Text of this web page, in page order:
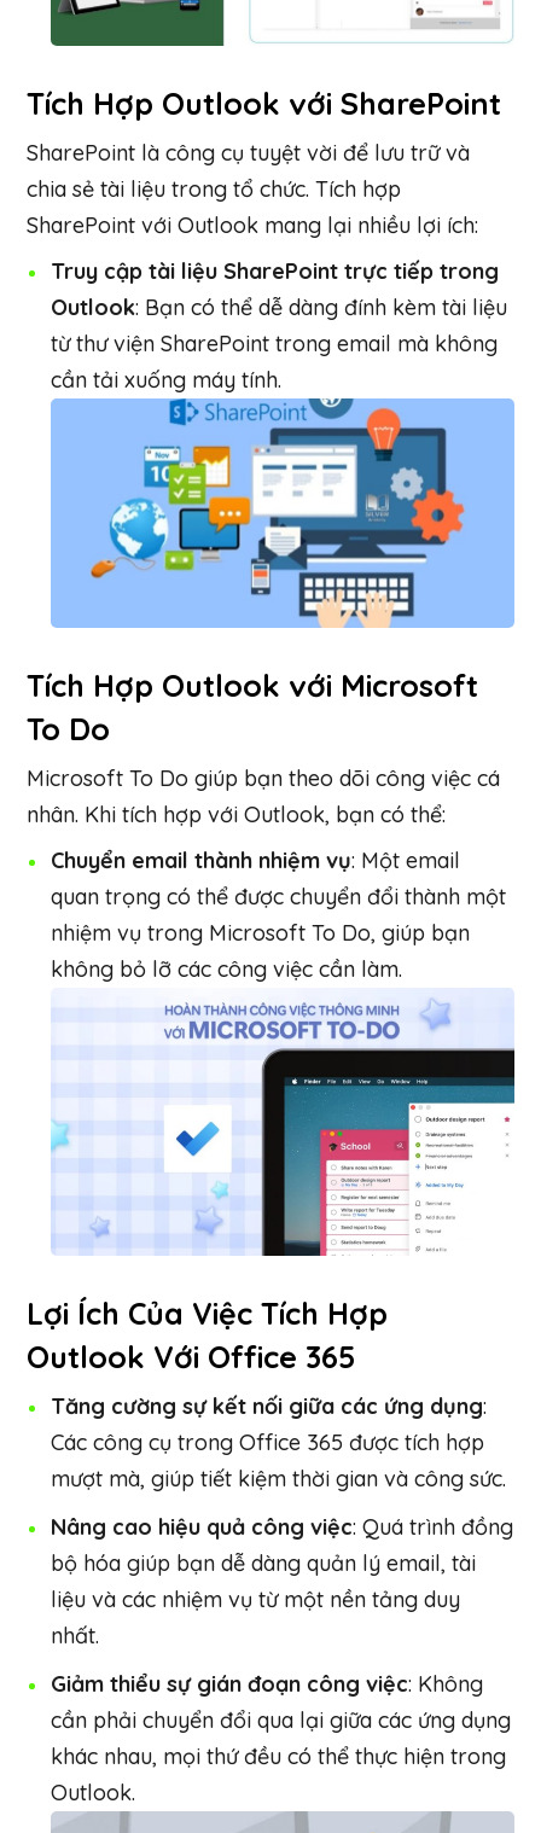
Tích Hợp Outlook với SharePoint
SharePoint là công cụ tuyệt vời để lưu trữ và
chia sẻ tài liệu trong tổ chức. Tích hợp
SharePoint với Outlook mang lại nhiều lợi ích:
Truy cập tài liệu SharePoint trực tiếp trong
Outlook: Bạn có thể dễ dàng đính kèm tài liệu
từ thư viện SharePoint trong email mà không
cần tải xuống máy tính.
Tích Hợp Outlook với Microsoft
To Do
Microsoft To Do giúp bạn theo dõi công việc cá
nhân. Khi tích hợp với Outlook, bạn có thể:
Chuyển email thành nhiệm vụ: Một email
quan trọng có thể được chuyển đổi thành một
nhiệm vụ trong Microsoft To Do, giúp bạn
không bỏ lỡ các công việc cần làm.
Lợi Ích Của Việc Tích Hợp
Outlook Với Office 365
Tăng cường sự kết nối giữa các ứng dụng:
Các công cụ trong Office 365 được tích hợp
mượt mà, giúp tiết kiệm thời gian và công sức.
Nâng cao hiệu quả công việc: Quá trình đồng
bộ hóa giúp bạn dễ dàng quản lý email, tài
liệu và các nhiệm vụ từ một nền tảng duy
nhất.
Giảm thiểu sự gián đoạn công việc: Không
cần phải chuyển đổi qua lại giữa các ứng dụng
khác nhau, mọi thứ đều có thể thực hiện trong
Outlook.